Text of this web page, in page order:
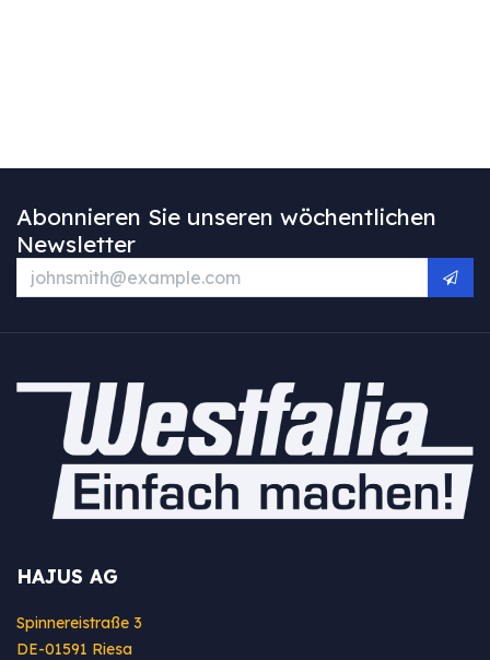
Abonnieren Sie unseren wöchentlichen
Newsletter
HAJUS AG
Spinnereistraße 3
DE-01591 Riesa